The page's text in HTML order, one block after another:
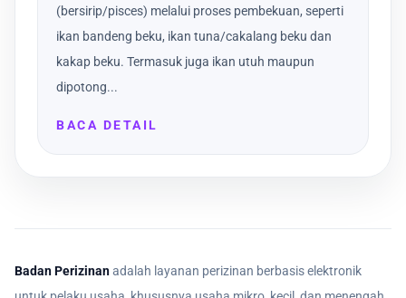
(bersirip/pisces) melalui proses pembekuan, seperti
ikan bandeng beku, ikan tuna/cakalang beku dan
kakap beku. Termasuk juga ikan utuh maupun
dipotong...
BACA DETAIL
Badan Perizinanadalah layanan perizinan berbasis elektronik